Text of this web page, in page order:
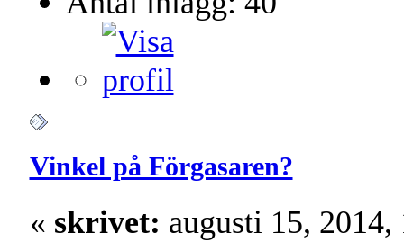
Vinkel på Förgasaren?
« skrivet: augusti 15,